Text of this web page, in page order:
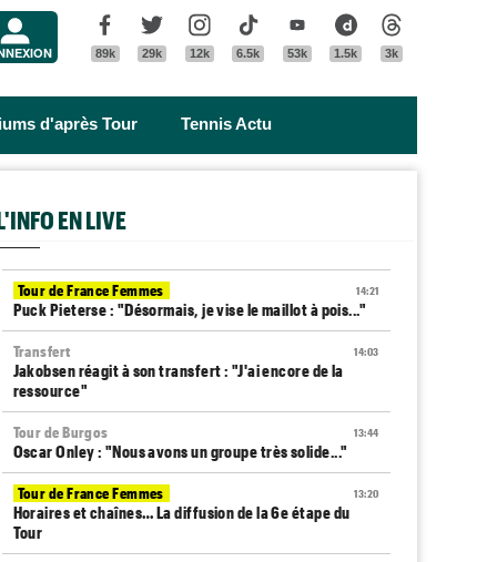
Facebook
89k
Twitter
29k
Instagram
12k
Tik Tok
6.5k
Youtube
53k
Dailymotion
1.5k 3k
d'après Tour Tennis Actu
EN LIVE
14:21
Tour de France Femmes
Puck Pieterse : "Désormais, je vise le maillot à pois..."
14:03
Transfert
Jakobsen réagit à son transfert : "J'ai encore de la
ressource"
13:44
Tour de Burgos
Oscar Onley : "Nous avons un groupe très solide..."
13:20
Tour de France Femmes
Horaires et chaînes… La diffusion de la 6e étape du
Tour